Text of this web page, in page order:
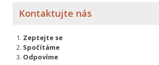
Kontaktujte nás
Zeptejte se
Spočítáme
Odpovíme